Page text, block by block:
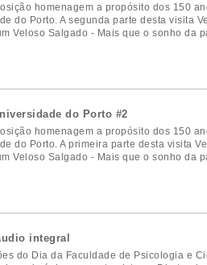
homenagem a propósito dos 150
do Porto. A segunda parte desta visita
Veloso Salgado - Mais que o sonho da
do Porto #2
homenagem a propósito dos 150
do Porto. A primeira parte desta visita
Veloso Salgado - Mais que o sonho da
integral
do Dia da Faculdade de Psicologia e